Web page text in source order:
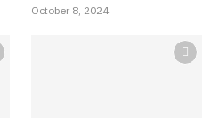
October 8, 2024